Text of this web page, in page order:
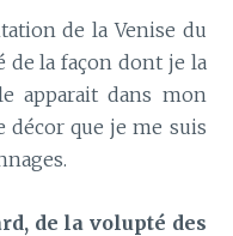
de la Venise du
de la façon dont je la
apparait dans mon
décor que je me suis
de la volupté des